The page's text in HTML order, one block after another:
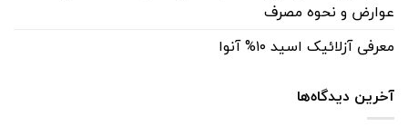
عوارض و نحوه مصرف
معرفی آزلائیک اسید ۱۰% آنوا
آخرین دیدگاه‌ها